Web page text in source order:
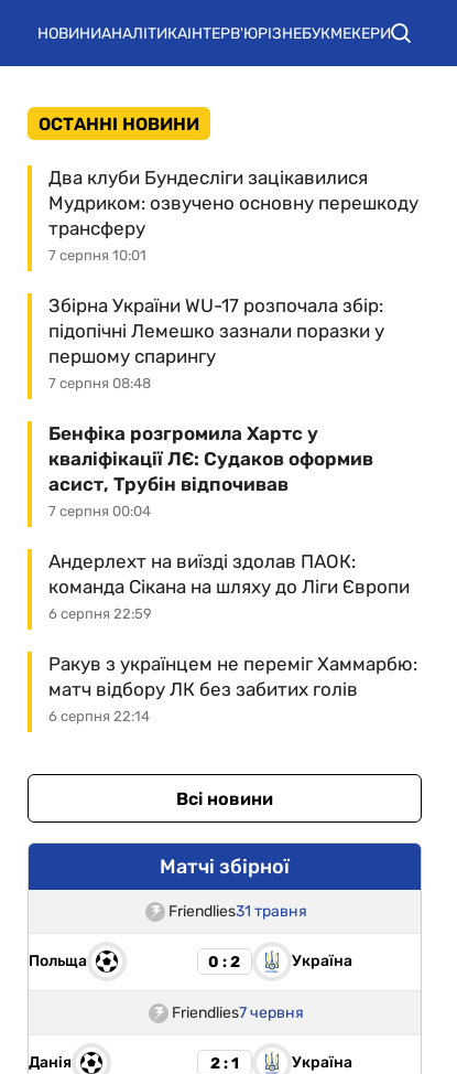
НОВИНИАНАЛІТИКАІНТЕРВ'ЮРІЗНЕБУКМЕКЕРИ
ОСТАННІ НОВИНИ
7 серпня 10:01
Два клуби Бундесліги зацікавилися
Мудриком: озвучено основну перешкоду
трансферу
7 серпня 08:48
Збірна України WU-17 розпочала збір:
підопічні Лемешко зазнали поразки у
першому спарингу
7 серпня 00:04
Бенфіка розгромила Хартс у
кваліфікації ЛЄ: Судаков оформив
асист, Трубін відпочивав
6 серпня 22:59
Андерлехт на виїзді здолав ПАОК:
команда Сікана на шляху до Ліги Європи
6 серпня 22:14
Ракув з українцем не переміг Хаммарбю:
матч відбору ЛК без забитих голів
Всі новини
Матчі збірної
Friendlies31 травня
Польща 0 : 2 Україна
Friendlies7 червня
Данія 2 : 1 Україна